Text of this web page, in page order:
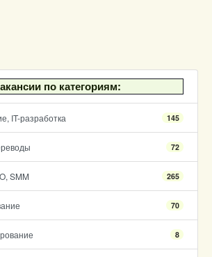
по категориям:
IT-разработка 145
72
SMM 265
70
8